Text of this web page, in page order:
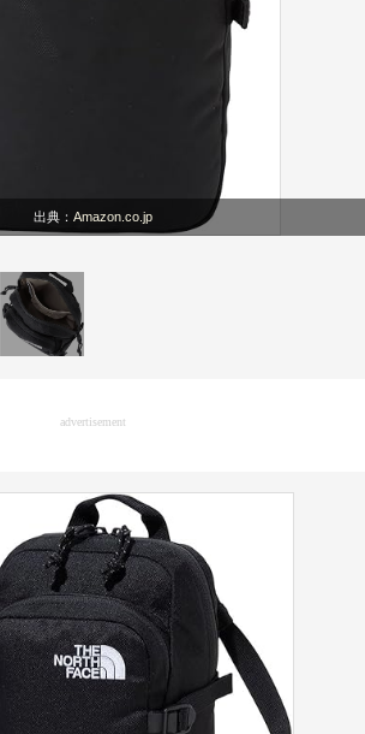
出典： Amazon.co.jp
advertisement